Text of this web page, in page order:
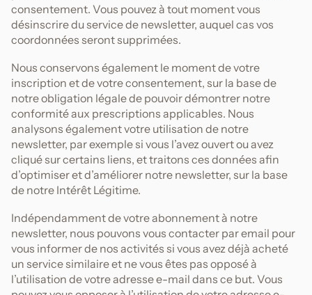
consentement. Vous pouvez à tout moment vous
désinscrire du service de newsletter, auquel cas vos
coordonnées seront supprimées.
Nous conservons également le moment de votre
inscription et de votre consentement, sur la base de
notre obligation légale de pouvoir démontrer notre
conformité aux prescriptions applicables. Nous
analysons également votre utilisation de notre
newsletter, par exemple si vous l’avez ouvert ou avez
cliqué sur certains liens, et traitons ces données afin
d’optimiser et d’améliorer notre newsletter, sur la base
de notre Intérêt Légitime.
Indépendamment de votre abonnement à notre
newsletter, nous pouvons vous contacter par email pour
vous informer de nos activités si vous avez déjà acheté
un service similaire et ne vous êtes pas opposé à
l’utilisation de votre adresse e-mail dans ce but. Vous